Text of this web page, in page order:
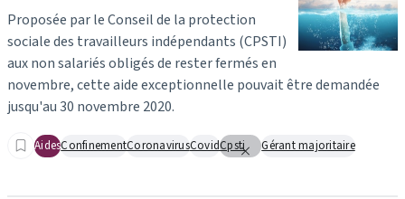
Proposée par le Conseil de la protection
sociale des travailleurs indépendants (CPSTI)
aux non salariés obligés de rester fermés en
novembre, cette aide exceptionnelle pouvait être demandée
jusqu'au 30 novembre 2020.
AidesConfinementCoronavirusCovidCpsti Gérant majoritaire